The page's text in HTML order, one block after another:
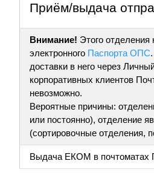
Приём/выдача
Внимание! Этого отделения
электронного Паспорта ОПС
доставки в него через
корпоративных клиентов
невозможно.
Вероятные причины:
или постоянно), отделение
(сортировочные отделения,
Выдача ЕКОМ в почтоматах